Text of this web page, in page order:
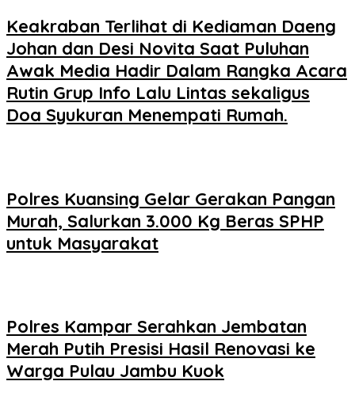
Keakraban Terlihat di Kediaman Daeng
Johan dan Desi Novita Saat Puluhan
Awak Media Hadir Dalam Rangka Acara
Rutin Grup Info Lalu Lintas sekaligus
Doa Syukuran Menempati Rumah.
Polres Kuansing Gelar Gerakan Pangan
Murah, Salurkan 3.000 Kg Beras SPHP
untuk Masyarakat
Polres Kampar Serahkan Jembatan
Merah Putih Presisi Hasil Renovasi ke
Warga Pulau Jambu Kuok